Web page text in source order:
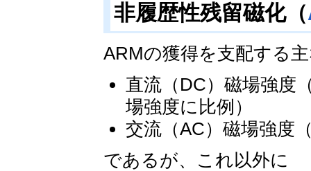
非履歴性残留磁化（
ARMの獲得を支配する
直流（DC）磁場強度
場強度に比例）
交流（AC）磁場強度
であるが、これ以外に